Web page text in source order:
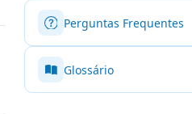
Perguntas Frequentes
Glossário